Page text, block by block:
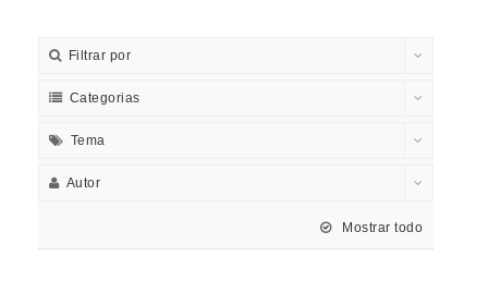
Filtrar por
Categorias
Tema
Autor
Mostrar todo